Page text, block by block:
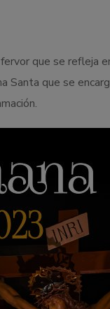
que se refleja
Santa que se